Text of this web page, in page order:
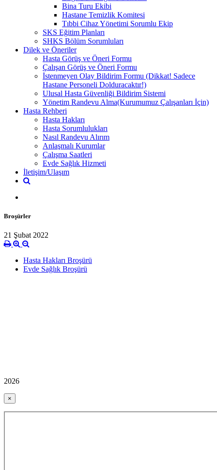
Bina Turu Ekibi
Hastane Temizlik Komitesi
Tıbbi Cihaz Yönetimi Sorumlu Ekip
SKS Eğitim Planları
SHKS Bölüm Sorumluları
Dilek ve Öneriler
Hasta Görüş ve Öneri Formu
Çalışan Görüş ve Öneri Formu
İstenmeyen Olay Bildirim Formu (Dikkat! Sadece
Hastane Personeli Dolduracaktır!)
Ulusal Hasta Güvenliği Bildirim Sistemi
Yönetim Randevu Alma(Kurumumuz Çalışanları İçin)
Hasta Rehberi
Hasta Hakları
Hasta Sorumlulukları
Nasıl Randevu Alırım
Anlaşmalı Kurumlar
Çalışma Saatleri
Evde Sağlık Hizmeti
İletişim/Ulaşım
Broşürler
21 Şubat 2022
Hasta Hakları Broşürü
Evde Sağlık Broşürü
2026
×